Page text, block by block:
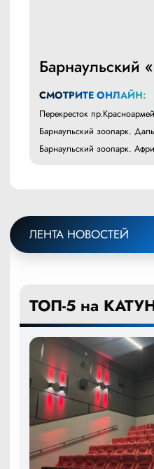
Барнаульский
СМОТРИТЕ ОНЛАЙН:
Перекресток
Барнаульский зоопарк.
Барнаульский зоопарк.
ЛЕНТА НОВОСТЕЙ
ТОП-5 на